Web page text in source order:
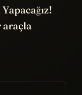
araçla